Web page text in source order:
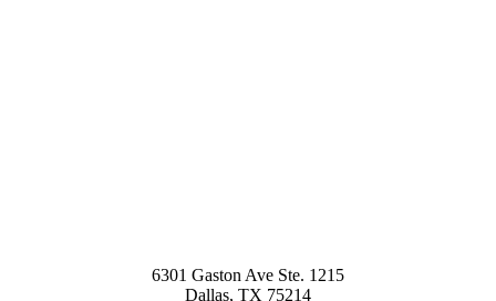
6301 Gaston Ave Ste. 1215
Dallas, TX 75214